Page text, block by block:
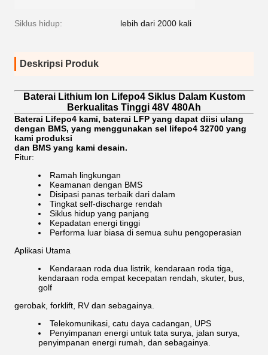
Siklus hidup: lebih dari 2000 kali
Deskripsi Produk
Baterai Lithium Ion Lifepo4 Siklus Dalam Kustom
Berkualitas Tinggi 48V 480Ah
Baterai Lifepo4 kami, baterai LFP yang dapat diisi ulang
dengan BMS, yang menggunakan sel lifepo4 32700 yang
kami produksi
dan BMS yang kami desain.
Fitur:
Ramah lingkungan
Keamanan dengan BMS
Disipasi panas terbaik dari dalam
Tingkat self-discharge rendah
Siklus hidup yang panjang
Kepadatan energi tinggi
Performa luar biasa di semua suhu pengoperasian
Aplikasi Utama
Kendaraan roda dua listrik, kendaraan roda tiga,
kendaraan roda empat kecepatan rendah, skuter, bus,
golf
gerobak, forklift, RV dan sebagainya.
Telekomunikasi, catu daya cadangan, UPS
Penyimpanan energi untuk tata surya, jalan surya,
penyimpanan energi rumah, dan sebagainya.